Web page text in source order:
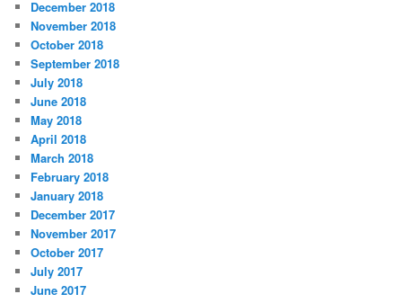
December 2018
November 2018
October 2018
September 2018
July 2018
June 2018
May 2018
April 2018
March 2018
February 2018
January 2018
December 2017
November 2017
October 2017
July 2017
June 2017